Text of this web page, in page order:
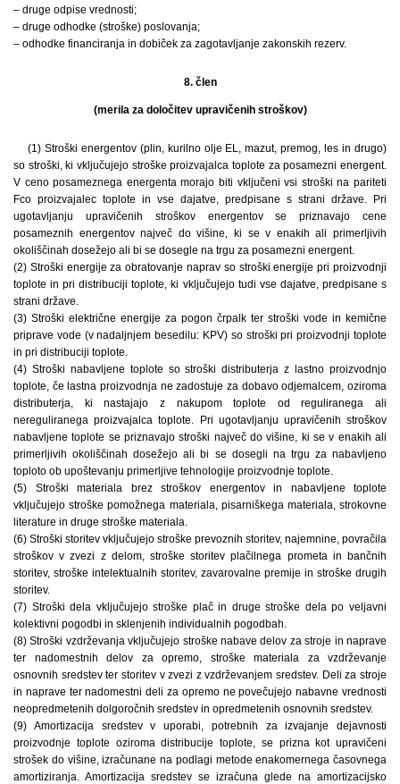
– druge odpise vrednosti;
– druge odhodke (stroške) poslovanja;
– odhodke financiranja in dobiček za zagotavljanje zakonskih rezerv.
8. člen
(merila za določitev upravičenih stroškov)
(1) Stroški energentov (plin, kurilno olje EL, mazut, premog, les in drugo)
so stroški, ki vključujejo stroške proizvajalca toplote za posamezni energent.
V ceno posameznega energenta morajo biti vključeni vsi stroški na pariteti
Fco proizvajalec toplote in vse dajatve, predpisane s strani države. Pri
ugotavljanju upravičenih stroškov energentov se priznavajo cene
posameznih energentov največ do višine, ki se v enakih ali primerljivih
okoliščinah dosežejo ali bi se dosegle na trgu za posamezni energent.
(2) Stroški energije za obratovanje naprav so stroški energije pri proizvodnji
toplote in pri distribuciji toplote, ki vključujejo tudi vse dajatve, predpisane s
strani države.
(3) Stroški električne energije za pogon črpalk ter stroški vode in kemične
priprave vode (v nadaljnjem besedilu: KPV) so stroški pri proizvodnji toplote
in pri distribuciji toplote.
(4) Stroški nabavljene toplote so stroški distributerja z lastno proizvodnjo
toplote, če lastna proizvodnja ne zadostuje za dobavo odjemalcem, oziroma
distributerja, ki nastajajo z nakupom toplote od reguliranega ali
nereguliranega proizvajalca toplote. Pri ugotavljanju upravičenih stroškov
nabavljene toplote se priznavajo stroški največ do višine, ki se v enakih ali
primerljivih okoliščinah dosežejo ali bi se dosegli na trgu za nabavljeno
toploto ob upoštevanju primerljive tehnologije proizvodnje toplote.
(5) Stroški materiala brez stroškov energentov in nabavljene toplote
vključujejo stroške pomožnega materiala, pisarniškega materiala, strokovne
literature in druge stroške materiala.
(6) Stroški storitev vključujejo stroške prevoznih storitev, najemnine, povračila
stroškov v zvezi z delom, stroške storitev plačilnega prometa in bančnih
storitev, stroške intelektualnih storitev, zavarovalne premije in stroške drugih
storitev.
(7) Stroški dela vključujejo stroške plač in druge stroške dela po veljavni
kolektivni pogodbi in sklenjenih individualnih pogodbah.
(8) Stroški vzdrževanja vključujejo stroške nabave delov za stroje in naprave
ter nadomestnih delov za opremo, stroške materiala za vzdrževanje
osnovnih sredstev ter storitev v zvezi z vzdrževanjem sredstev. Deli za stroje
in naprave ter nadomestni deli za opremo ne povečujejo nabavne vrednosti
neopredmetenih dolgoročnih sredstev in opredmetenih osnovnih sredstev.
(9) Amortizacija sredstev v uporabi, potrebnih za izvajanje dejavnosti
proizvodnje toplote oziroma distribucije toplote, se prizna kot upravičeni
strošek do višine, izračunane na podlagi metode enakomernega časovnega
amortiziranja. Amortizacija sredstev se izračuna glede na amortizacijsko